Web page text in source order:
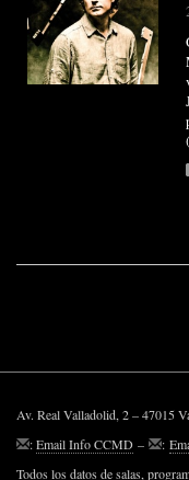
Av. Real Valladolid, 2 – 47015
:Email Info CCMD – :
Todos los datos de salas,